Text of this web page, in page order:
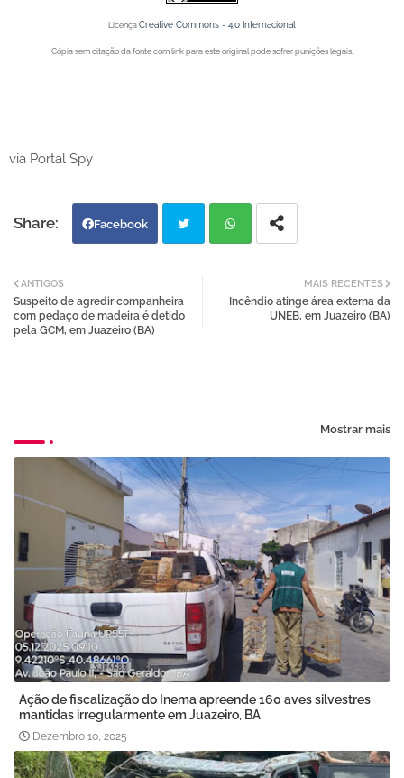
Licença Creative Commons - 4.0 Internacional
Cópia sem citação da fonte com link para este original pode sofrer punições legais.
via Portal Spy
Facebook
tter atsa
MAIS RECENTES
Incêndio atinge área externa da
UNEB, em Juazeiro (BA)
ANTIGOS
Suspeito de agredir companheira
com pedaço de madeira é detido
pela GCM, em Juazeiro (BA)
Mostrar mais
Ação de fiscalização do Inema apreende 160 aves silvestres
mantidas irregularmente em Juazeiro, BA
Dezembro 10, 2025